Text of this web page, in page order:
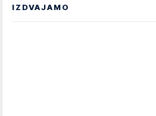
IZDVAJAMO